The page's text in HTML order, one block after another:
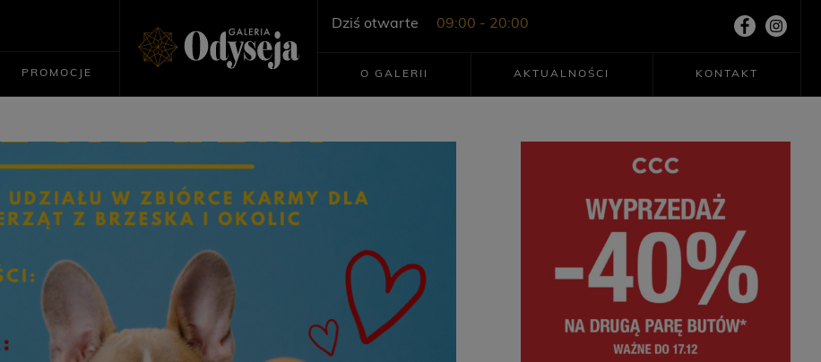
PROMOCJE
Dziś otwarte 09:00 - 20:00
O GALERII AKTUALNOŚCI KONTAKT